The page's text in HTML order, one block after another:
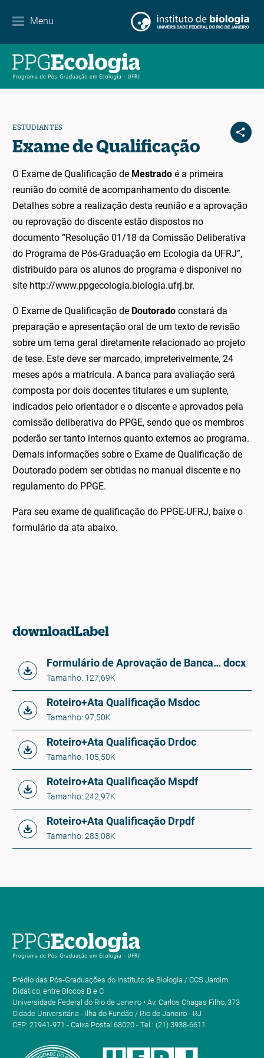
Menu
Contacto
ESTUDIANTES
Exame de Qualificação
O Exame de Qualificação de Mestrado é a primeira
reunião do comitê de acompanhamento do discente.
Detalhes sobre a realização desta reunião e a aprovação
ou reprovação do discente estão dispostos no
documento “Resolução 01/18 da Comissão Deliberativa
do Programa de Pós-Graduação em Ecologia da UFRJ”,
distribuído para os alunos do programa e disponível no
site http://www.ppgecologia.biologia.ufrj.br.
O Exame de Qualificação de Doutorado constará da
preparação e apresentação oral de um texto de revisão
sobre um tema geral diretamente relacionado ao projeto
de tese. Este deve ser marcado, impreterivelmente, 24
meses após a matrícula. A banca para avaliação será
composta por dois docentes titulares e um suplente,
indicados pelo orientador e o discente e aprovados pela
comissão deliberativa do PPGE, sendo que os membros
poderão ser tanto internos quanto externos ao programa.
Demais informações sobre o Exame de Qualificação de
Doutorado podem ser obtidas no manual discente e no
regulamento do PPGE.
Para seu exame de qualificação do PPGE-UFRJ, baixe o
formulário da ata abaixo.
downloadLabel
Formulário de Aprovação de Banca PPG-IB - QUALIFICAÇÃO docx
Tamanho: 127,69K
Roteiro+Ata Qualificação Msdoc
Tamanho: 97,50K
Roteiro+Ata Qualificação Drdoc
Tamanho: 105,50K
Roteiro+Ata Qualificação Mspdf
Tamanho: 242,97K
Roteiro+Ata Qualificação Drpdf
Tamanho: 283,08K
Prédio das Pós-Graduações do Instituto de Biologia / CCS Jardim
Didático, entre Blocos B e C
Universidade Federal do Rio de Janeiro • Av. Carlos Chagas Filho, 373
Cidade Universitária - Ilha do Fundão / Rio de Janeiro - RJ
CEP: 21941-971 - Caixa Postal 68020 - Tel.: (21) 3938-6611